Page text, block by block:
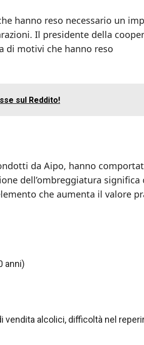
hanno reso necessario un
Il presidente della
di motivi che hanno reso
sul Reddito!
da Aipo, hanno
dell’ombreggiatura significa
che aumenta il valore
anni)
vendita alcolici, difficoltà nel